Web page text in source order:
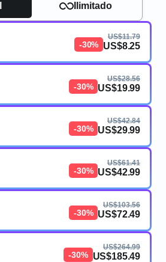
Ilimitado
-30%
US$11.79
US$8.25
-30%
US$28.56
US$19.99
-30%
US$42.84
US$29.99
-30%
US$61.41
US$42.99
-30%
US$103.56
US$72.49
-30%
US$264.99
US$185.49